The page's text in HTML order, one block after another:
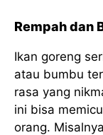
Rempah dan
Ikan goreng
atau bumbu
rasa yang
ini bisa
orang.